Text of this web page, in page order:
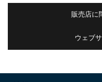
販売店に
ウェブ